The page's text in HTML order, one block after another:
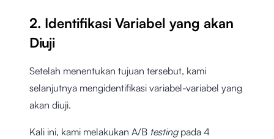
2. Identifikasi Variabel yang akan
Diuji
Setelah menentukan tujuan tersebut, kami
selanjutnya mengidentifikasi variabel-variabel yang
akan diuji.
Kali ini, kami melakukan A/B testing pada 4